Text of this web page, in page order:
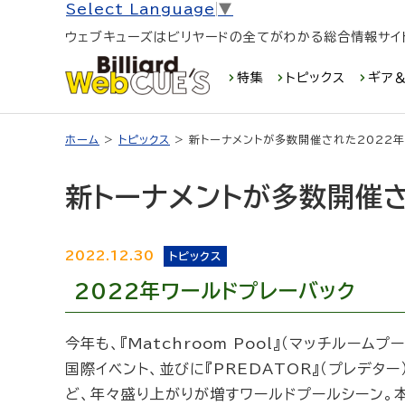
Select Language ▼
ウェブキューズはビリヤードの全てがわかる総合情報サイ
特集 トピックス ギア
ホーム > トピックス > 新トーナメントが多数開催された2022年
新トーナメントが多数開
2022.12.30 トピックス
2022年ワールドプレーバック
今年も、『Matchroom Pool』（マッチルームプー
国際イベント、並びに『PREDATOR』（プレデタ
ど、年々盛り上がりが増すワールドプールシーン